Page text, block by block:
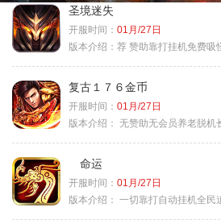
圣境迷失
开服时间： 01月/27日
版本介绍： 荐 赞助靠打挂机免费吸
复古１７６金币
开服时间： 01月/27日
版本介绍： 无赞助无会员养老脱机
命运
开服时间： 01月/27日
版本介绍： 一切靠打自动挂机全民